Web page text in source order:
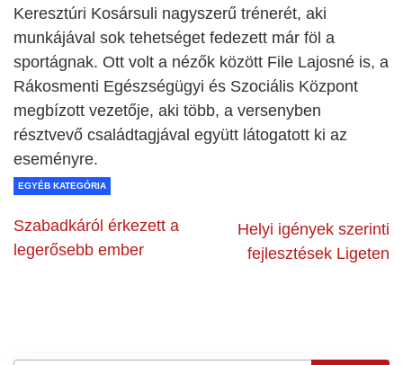
Keresztúri Kosársuli nagyszerű trénerét, aki
munkájával sok tehetséget fedezett már föl a
sportágnak. Ott volt a nézők között File Lajosné is, a
Rákosmenti Egészségügyi és Szociális Központ
megbízott vezetője, aki több, a versenyben
résztvevő családtagjával együtt látogatott ki az
eseményre.
EGYÉB KATEGÓRIA
Szabadkáról érkezett a
legerősebb ember
Helyi igények szerinti
fejlesztések Ligeten